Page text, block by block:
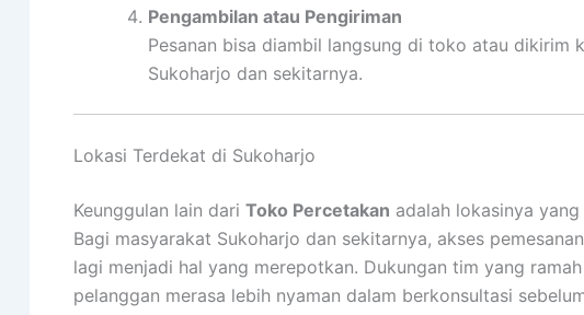
Pengambilan atau Pengiriman
Pesanan bisa diambil langsung di toko atau dikirim
Sukoharjo dan sekitarnya.
Lokasi Terdekat di Sukoharjo
Keunggulan lain dari Toko Percetakan adalah lokasinya
Bagi masyarakat Sukoharjo dan sekitarnya, akses
lagi menjadi hal yang merepotkan. Dukungan tim yang
pelanggan merasa lebih nyaman dalam berkonsultasi